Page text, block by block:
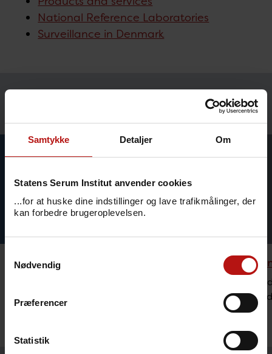
Samtykke Detaljer Om
Statens Serum Institut anvender cookies
...for at huske dine indstillinger og lave trafikmålinger, der
kan forbedre brugeroplevelsen.
Nødvendig
Præferencer
Statistik
National Reference Laboratories
Surveillance in Denmark
Rejsevaccination
forebyggelse vi anbefaler ved rejser til